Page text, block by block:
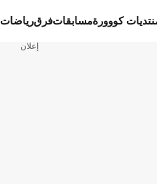
كووورةمسابقاتفرقرياضات
إعلان